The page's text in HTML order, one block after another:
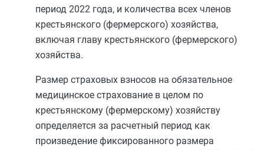
период 2022 года, и количества всех членов
крестьянского (фермерского) хозяйства,
включая главу крестьянского (фермерского)
хозяйства.
Размер страховых взносов на обязательное
медицинское страхование в целом по
крестьянскому (фермерскому) хозяйству
определяется за расчетный период как
произведение фиксированного размера